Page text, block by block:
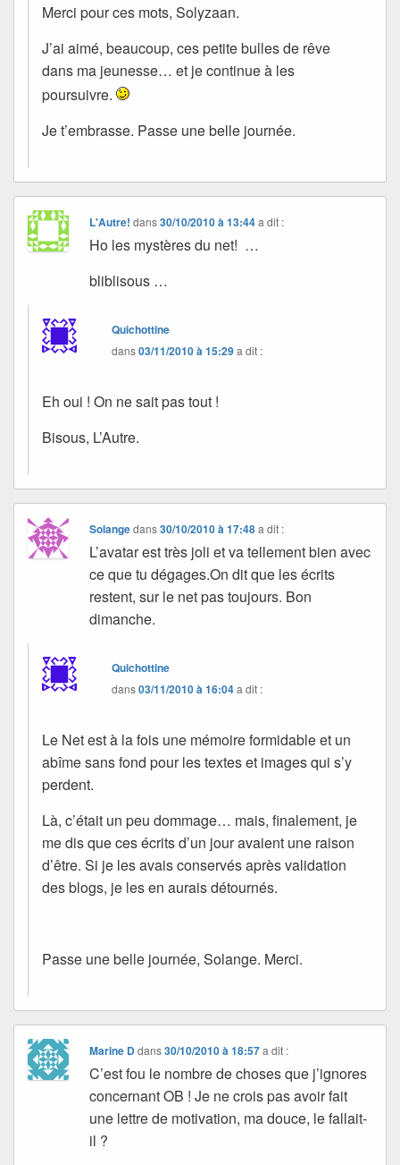
Merci pour ces mots, Solyzaan.
J’ai aimé, beaucoup, ces petite bulles de rêve
dans ma jeunesse… et je continue à les
poursuivre.
Je t’embrasse. Passe une belle journée.
L'Autre! dans30/10/2010 à 13:44 a dit :
Ho les mystères du net! …
bliblisous …
Quichottine
dans03/11/2010 à 15:29a dit :
Eh oui ! On ne sait pas tout !
Bisous, L’Autre.
Solangedans30/10/2010 à 17:48 a dit :
L’avatar est très joli et va tellement bien avec
ce que tu dégages.On dit que les écrits
restent, sur le net pas toujours. Bon
dimanche.
Quichottine
dans03/11/2010 à 16:04a dit :
Le Net est à la fois une mémoire formidable et un
abîme sans fond pour les textes et images qui s’y
perdent.
Là, c’était un peu dommage… mais, finalement, je
me dis que ces écrits d’un jour avaient une raison
d’être. Si je les avais conservés après validation
des blogs, je les en aurais détournés.
Passe une belle journée, Solange. Merci.
Marine Ddans30/10/2010 à 18:57 a dit :
C’est fou le nombre de choses que j’ignores
concernant OB ! Je ne crois pas avoir fait
une lettre de motivation, ma douce, le fallait-
il ?